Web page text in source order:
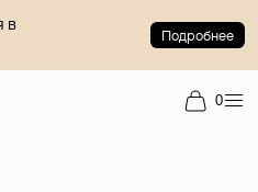
в
Подробнее
0